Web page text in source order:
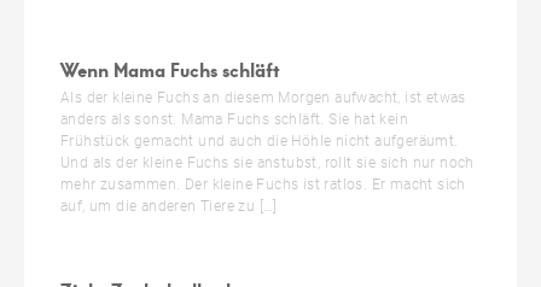
Wenn Mama Fuchs schläft
Als der kleine Fuchs an diesem Morgen aufwacht, ist etwas
anders als sonst. Mama Fuchs schläft. Sie hat kein
Frühstück gemacht und auch die Höhle nicht aufgeräumt.
Und als der kleine Fuchs sie anstubst, rollt sie sich nur noch
mehr zusammen. Der kleine Fuchs ist ratlos. Er macht sich
auf, um die anderen Tiere zu […]